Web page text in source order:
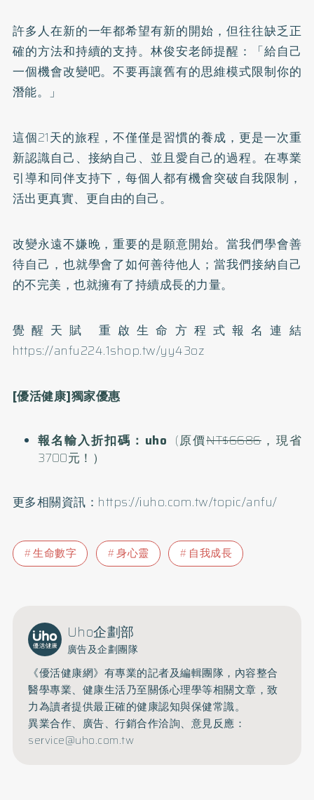
許多人在新的一年都希望有新的開始，但往往缺乏正
確的方法和持續的支持。林俊安老師提醒：「給自己
一個機會改變吧。不要再讓舊有的思維模式限制你的
潛能。」
這個21天的旅程，不僅僅是習慣的養成，更是一次重
新認識自己、接納自己、並且愛自己的過程。在專業
引導和同伴支持下，每個人都有機會突破自我限制，
活出更真實、更自由的自己。
改變永遠不嫌晚，重要的是願意開始。當我們學會善
待自己，也就學會了如何善待他人；當我們接納自己
的不完美，也就擁有了持續成長的力量。
覺醒天賦 重啟生命方程式報名連結
https://anfu224.1shop.tw/yy43oz
[優活健康]獨家優惠
報名輸入折扣碼：uho (原價NT$6686，現省
3700元！）
更多相關資訊： https://iuho.com.tw/topic/anfu/
生命數字 身心靈 自我成長
Uho企劃部
廣告及企劃團隊
《優活健康網》有專業的記者及編輯團隊，內容整合
醫學專業、健康生活乃至關係心理學等相關文章，致
力為讀者提供最正確的健康認知與保健常識。
異業合作、廣告、行銷合作洽詢、意見反應：
service@uho.com.tw